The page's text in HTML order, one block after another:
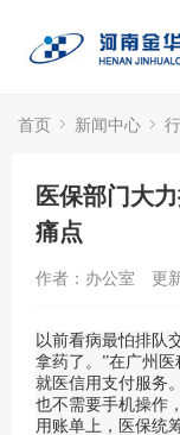
首页 新闻中心
医保部门大
痛点
作者：办公室 更
以前看病最怕排队
拿药了。”在广州
就医信用支付服务
也不需要手机操作
用账单上，医保统